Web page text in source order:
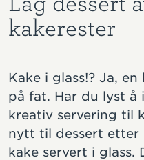
kakerester
Kake i glass!? Ja,
på fat. Har du lyst å
kreativ servering til
nytt til dessert etter
kake servert i glass.